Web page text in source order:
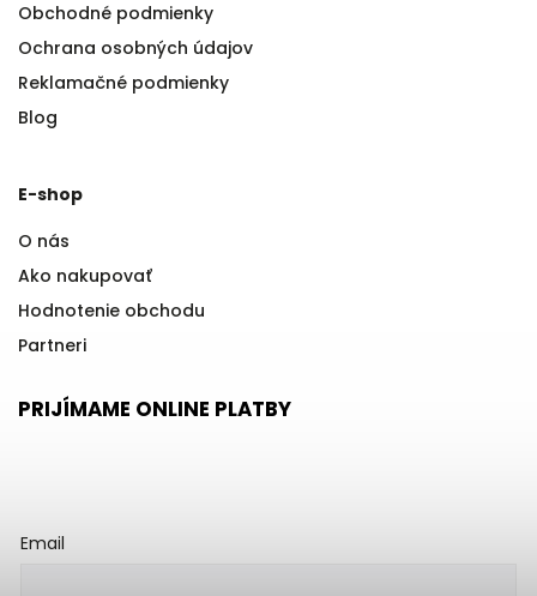
Obchodné podmienky
Ochrana osobných údajov
Reklamačné podmienky
Blog
E-shop
O nás
Ako nakupovať
Hodnotenie obchodu
Partneri
PRIJÍMAME ONLINE PLATBY
Email